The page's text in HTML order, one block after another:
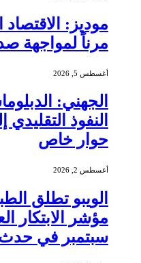
موديز:
مرناً لمواجهة
أغسطس 5, 2026
الجهني:
النفوذ
حوار خاص
أغسطس 2, 2026
الويبو تطلق
سبتمبر في